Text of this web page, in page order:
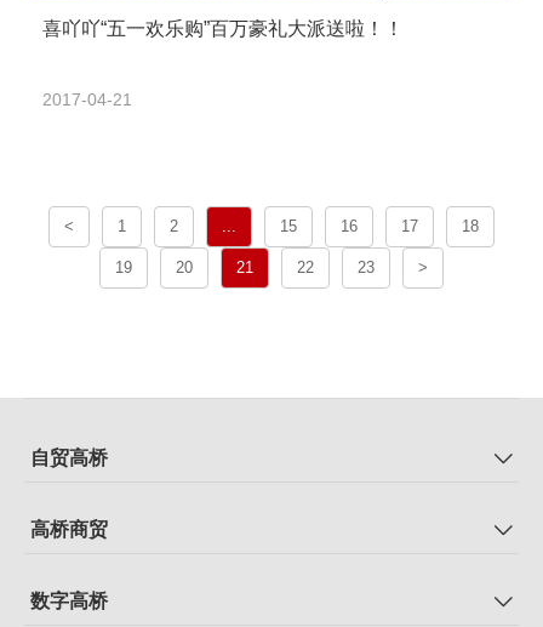
喜吖吖“五一欢乐购”百万豪礼大派送啦！！
2017-04-21
< 1 2 ... 15 16 17 18
19 20 21 22 23 >
自贸高桥
高桥商贸
数字高桥